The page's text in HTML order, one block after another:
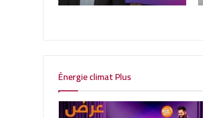
Allah Messaadi
Énergie climat Plus